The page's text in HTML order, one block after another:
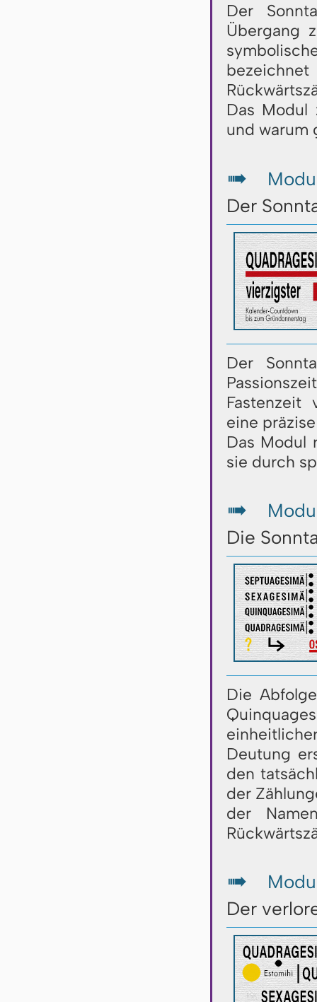
Der
Übergang
Das
und warum
↦
Der
Der
Fastenzeit
eine
Das Modul
sie durch
↦
Die
Die
Deutung
den
der
der
↦
Der